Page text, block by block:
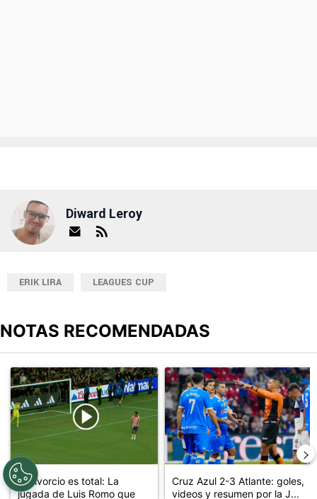
Diward Leroy
NOTAS RECOMENDADAS
Este listado muestra los artículos con más comentarios en los
Un artículo de tendencia con el título "El divorcio es total: La
Un artículo de tendencia con el